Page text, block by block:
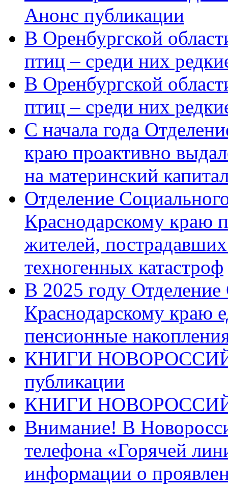
Анонс публикации
В Оренбургской
птиц – среди них
В Оренбургской
птиц – среди них
С начала года
краю проактивно
на материнский
Отделение
Краснодарскому краю
жителей,
техногенных катастроф
В 2025 году
Краснодарскому краю
пенсионные
КНИГИ
публикации
КНИГИ
Внимание! В
телефона «Горячей
информации о